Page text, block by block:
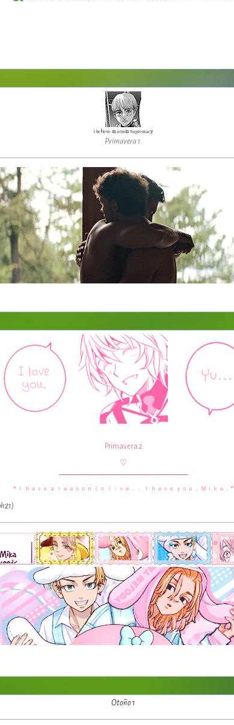
ⁱ ᵇᵉˡⁱᵉᵛᵉ ⁱⁿ ᵃʳᵐⁱⁿ ˢᵘᵖʳᵉᵐᵃᶜʸ
Primavera 1.
Primavera 2
♡
❝ Ｉ ｈａｖｅ ａ ｒｅａｓｏｎ ｔｏ ｌｉｖｅ．． Ｉ ｈａｖｅ ｙｏｕ， Ｍｉｋａ．❞
Otoño 1